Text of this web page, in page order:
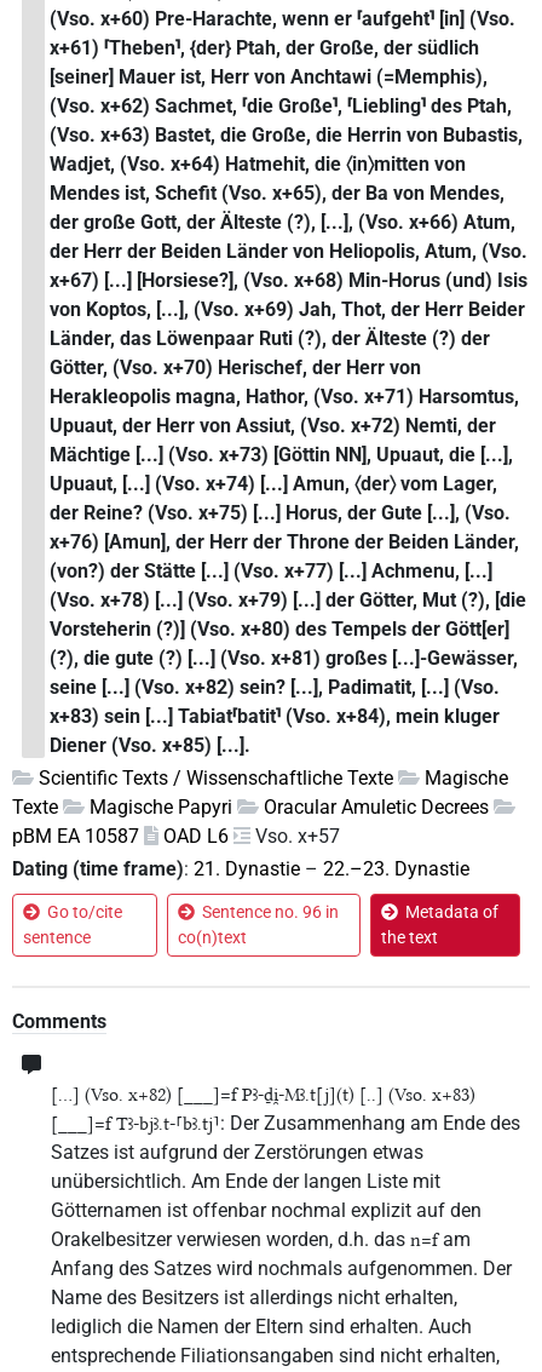
(Vso. x+60) Pre-Harachte, wenn er ⸢aufgeht⸣ [in] (Vso.
x+61) ⸢Theben⸣, {der} Ptah, der Große, der südlich
[seiner] Mauer ist, Herr von Anchtawi (=Memphis),
(Vso. x+62) Sachmet, ⸢die Große⸣, ⸢Liebling⸣ des Ptah,
(Vso. x+63) Bastet, die Große, die Herrin von Bubastis,
Wadjet, (Vso. x+64) Hatmehit, die 〈in〉mitten von
Mendes ist, Schefit (Vso. x+65), der Ba von Mendes,
der große Gott, der Älteste (?), [...], (Vso. x+66) Atum,
der Herr der Beiden Länder von Heliopolis, Atum, (Vso.
x+67) [...] [Horsiese?], (Vso. x+68) Min-Horus (und) Isis
von Koptos, [...], (Vso. x+69) Jah, Thot, der Herr Beider
Länder, das Löwenpaar Ruti (?), der Älteste (?) der
Götter, (Vso. x+70) Herischef, der Herr von
Herakleopolis magna, Hathor, (Vso. x+71) Harsomtus,
Upuaut, der Herr von Assiut, (Vso. x+72) Nemti, der
Mächtige [...] (Vso. x+73) [Göttin NN], Upuaut, die [...],
Upuaut, [...] (Vso. x+74) [...] Amun, 〈der〉 vom Lager,
der Reine? (Vso. x+75) [...] Horus, der Gute [...], (Vso.
x+76) [Amun], der Herr der Throne der Beiden Länder,
(von?) der Stätte [...] (Vso. x+77) [...] Achmenu, [...]
(Vso. x+78) [...] (Vso. x+79) [...] der Götter, Mut (?), [die
Vorsteherin (?)] (Vso. x+80) des Tempels der Gött[er]
(?), die gute (?) [...] (Vso. x+81) großes [...]-Gewässer,
seine [...] (Vso. x+82) sein? [...], Padimatit, [...] (Vso.
x+83) sein [...] Tabiat⸢batit⸣ (Vso. x+84), mein kluger
Diener (Vso. x+85) [...].
Scientific Texts / Wissenschaftliche Texte
Magische
Texte
Magische Papyri
Oracular Amuletic Decrees
pBM EA 10587
OAD L6
Vso. x+57
Dating (time frame): 21. Dynastie – 22.–23. Dynastie
Go to/cite
sentence
Sentence no. 96 in
co(n)text
Metadata of
the text
Comments
[...] (Vso. x+82) [___]=f Pꜣ-ḏi̯-Mꜣ.t[j](t) [..] (Vso. x+83)
[___]=f Tꜣ-bjꜣ.t-⸢bꜣ.tj⸣: Der Zusammenhang am Ende des
Satzes ist aufgrund der Zerstörungen etwas
unübersichtlich. Am Ende der langen Liste mit
Götternamen ist offenbar nochmal explizit auf den
Orakelbesitzer verwiesen worden, d.h. das n=fam
Anfang des Satzes wird nochmals aufgenommen. Der
Name des Besitzers ist allerdings nicht erhalten,
lediglich die Namen der Eltern sind erhalten. Auch
entsprechende Filiationsangaben sind nicht erhalten,